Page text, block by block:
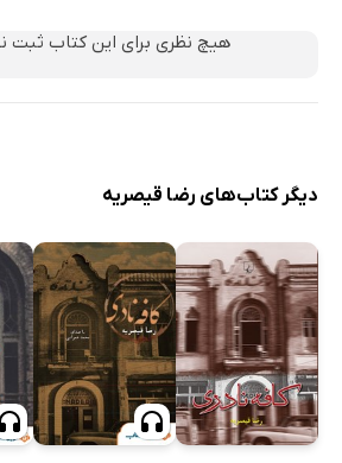
هیچ نظری برای این کتاب
دیگر کتاب‌های رضا قیصریه